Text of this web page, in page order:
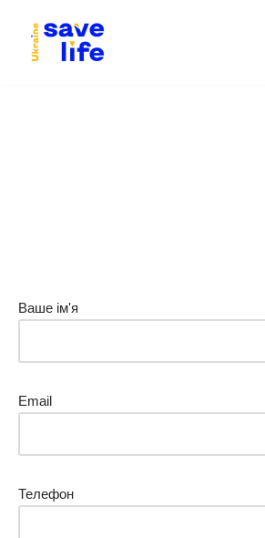
Перейти
Ваше ім'я
Еmail
Телефон